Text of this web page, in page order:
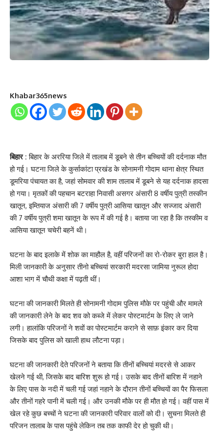
Khabar365news
बिहार : बिहार के अररिया जिले में तालाब में डूबने से तीन बच्चियों की दर्दनाक मौत
हो गई। घटना जिले के कुर्साकांटा प्रखंड के सोनामनी गोदाम थाना क्षेत्र स्थित
डूमरिया पंचायत का है, जहां सोमवार की शाम तालाब में डूबने से यह दर्दनाक हादसा
हो गया। मृतकों की पहचान बटराहा निवासी असगर अंसारी 8 वर्षीय पुत्री तस्कीन
खातून, इम्तियाज अंसारी की 7 वर्षीय पुत्री आसिया खातून और सज्जाद अंसारी
की 7 वर्षीय पुत्री शमा खातून के रूप में की गई है। बताया जा रहा है कि तस्कीम व
आसिया खातून चचेरी बहनें थी।
घटना के बाद इलाके में शोक का माहौल है, वहीं परिजनों का रो-रोकर बुरा हाल है।
मिली जानकारी के अनुसार तीनो बच्चियां सरकारी मदरसा जामिया नुरूल होदा
आशा भाग में चौथी कक्षा में पढ़ती थीं।
घटना की जानकारी मिलते ही सोनामनी गोदाम पुलिस मौके पर पहुंची और मामले
की जानकारी लेने के बाद शव को कब्जे में लेकर पोस्टमार्टम के लिए ले जाने
लगी। हालांकि परिजनों ने शवों का पोस्टमार्टम कराने से साफ़ इंकार कर दिया
जिसके बाद पुलिस को खाली हाथ लौटना पड़ा।
घटना की जानकारी देते परिजनों ने बताया कि तीनों बच्चियां मदरसे से आकर
खेलने गई थी, जिसके बाद बारिश शुरू हो गई। उसके बाद तीनों बारिश में नहाने
के लिए पास के नदी में चली गई जहां नहाने के दौरान तीनों बच्चियों का पैर फिसला
और तीनों गहरे पानी में चली गई। और उनकी मौके पर ही मौत हो गई। वहीं पास में
खेल रहे कुछ बच्चों ने घटना की जानकारी परिवार वालों को दी। सुचना मिलते ही
परिजन तालाब के पास पहुंचे लेकिन तब तक काफी देर हो चुकी थी।